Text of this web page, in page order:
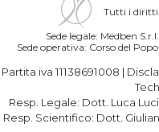
Tutti i diritti
Sede legale: Medben
Sede operativa: Corso del
Partita iva 11138691008 |
Resp. Legale: Dott. Luca
Resp. Scientifico: Dott.